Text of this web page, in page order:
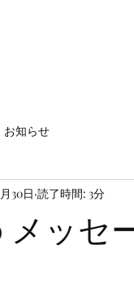
お知らせ
メッセ
30日 読了時間: 3分